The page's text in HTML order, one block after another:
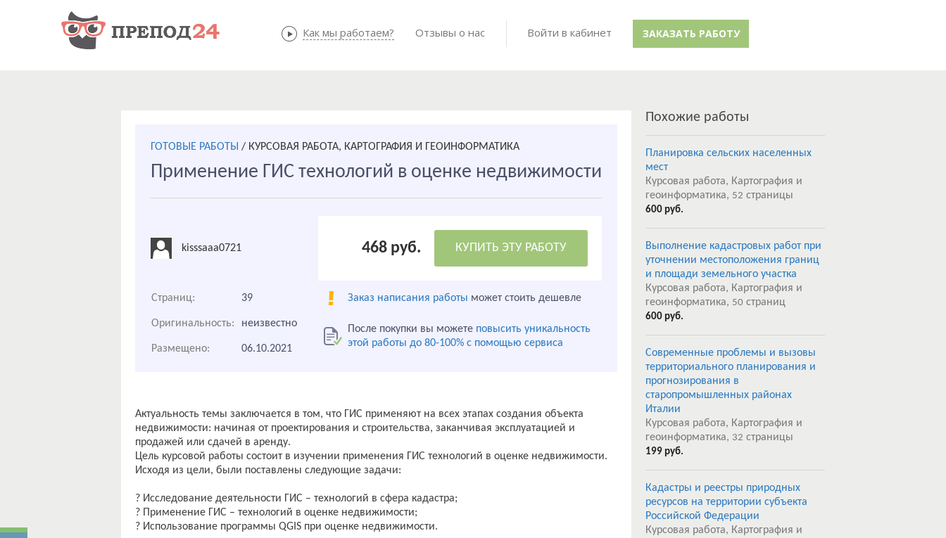
Как мы работаем? Готовые работы
Как мы работаем? Отзывы о нас Войти в кабинет ЗАКАЗАТЬ РАБОТУ
ГОТОВЫЕ РАБОТЫ / КУРСОВАЯ РАБОТА, КАРТОГРАФИЯ И ГЕОИНФОРМАТИКА
Применение ГИС технологий в оценке недвижимости
kisssaaa0721 468 руб. КУПИТЬ ЭТУ РАБОТУ
Страниц: 39 Заказ написания работы может стоить дешевле
Оригинальность: неизвестно После покупки вы можете повысить уникальность
этой работы до 80-100% с помощью сервиса
Размещено: 06.10.2021
Актуальность темы заключается в том, что ГИС применяют на всех этапах создания объекта
недвижимости: начиная от проектирования и строительства, заканчивая эксплуатацией и
продажей или сдачей в аренду.
Цель курсовой работы состоит в изучении применения ГИС технологий в оценке недвижимости.
Исходя из цели, были поставлены следующие задачи:
? Исследование деятельности ГИС – технологий в сфера кадастра;
? Применение ГИС – технологий в оценке недвижимости;
Похожие работы
Планировка сельских населенных
мест
Курсовая работа, Картография и
геоинформатика, 52 страницы
600 руб.
Выполнение кадастровых работ при
уточнении местоположения границ
и площади земельного участка
Курсовая работа, Картография и
геоинформатика, 50 страниц
600 руб.
Современные проблемы и вызовы
территориального планирования и
прогнозирования в
старопромышленных районах
Италии
Курсовая работа, Картография и
геоинформатика, 32 страницы
199 руб.
Кадастры и реестры природных
ресурсов на территории субъекта
Российской Федерации
Курсовая работа, Картография и